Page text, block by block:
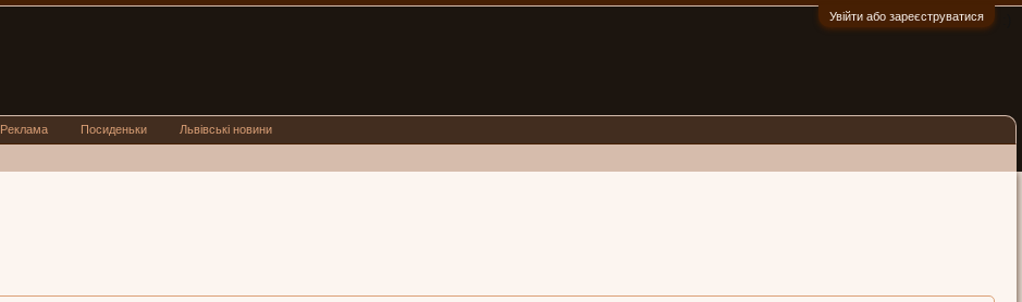
Увійти або зареєструватися
Реклама Посиденьки Львівські новини